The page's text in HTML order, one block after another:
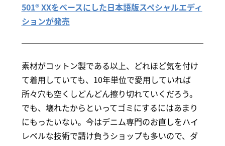
501® XXをベースにした日本語版スペシャルエディ
ションが発売
素材がコットン製である以上、どれほど気を付け
て着用していても、10年単位で愛用していれば
所々穴も空くしどんどん擦り切れていくだろう。
でも、壊れたからといってゴミにするにはあまり
にもったいない。今はデニム専門のお直しをハイ
レベルな技術で請け負うショップも多いので、ダ